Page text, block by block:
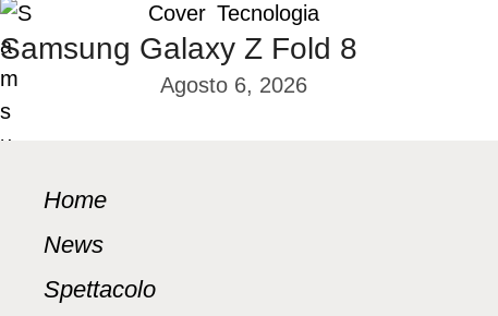
Cover Tecnologia
Samsung Galaxy Z Fold 8
Agosto 6, 2026
Home
News
SpettacoloWhatsApp